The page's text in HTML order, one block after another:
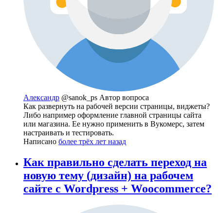
Александр @sanok_ps Автор вопроса
Как развернуть на рабочей версии страницы, виджеты?
Либо например оформление главной страницы сайта
или магазина. Ее нужно применить в Вукомерс, затем
настраивать и тестировать.
Написано более трёх лет назад
Как правильно сделать переход на
новую тему (дизайн) на рабочем
сайте с Wordpress + Woocommerce?